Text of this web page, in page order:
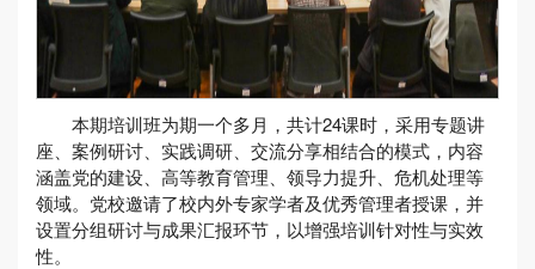
本期培训班为期一个多月，共计24课时，采用专题讲
座、案例研讨、实践调研、交流分享相结合的模式，内容
涵盖党的建设、高等教育管理、领导力提升、危机处理等
领域。党校邀请了校内外专家学者及优秀管理者授课，并
设置分组研讨与成果汇报环节，以增强培训针对性与实效
性。